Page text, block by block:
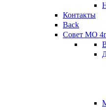
Контакты
Back
Совет МО